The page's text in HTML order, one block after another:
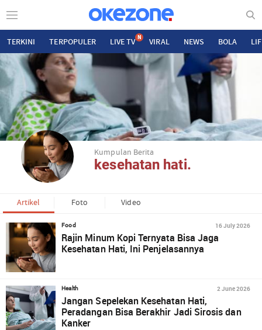
TERKINI TERPOPULER LIVE TV N VIRAL NEWS BOLA
Kumpulan Berita
kesehatan hati.
Artikel Foto Video
Food 16 July 2026
Rajin Minum Kopi Ternyata Bisa Jaga
Kesehatan Hati, Ini Penjelasannya
Health 2 June 2026
Jangan Sepelekan Kesehatan Hati,
Peradangan Bisa Berakhir Jadi Sirosis dan
Kanker